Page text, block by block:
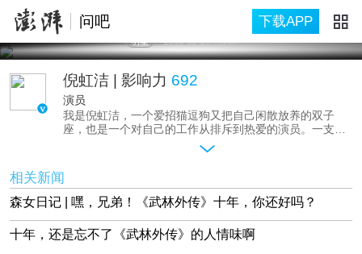
问吧 下载APP
明星 2016-01-14 江苏
倪虹洁 | 影响力 692
演员
我是倪虹洁，一个爱招猫逗狗又把自己闲散放养的双子
座，也是一个对自己的工作从排斥到热爱的演员。一支广
告把我推入众人视线，误打误撞被选进了演艺圈，十年前
随着《武林外传》的热播，更多人知道了“倪虹洁”这个名
字，但那时的我却处于迷茫状态。在最开始的几年都是工
作推着我走，人家找我来拍戏我就拍，拍完就去休息去旅
行，没放太多心思在工作上。
2009年拍摄《蓝色骨头》的过程中，我突然开窍了，自己
的工作是那么精彩，竟然在几个月的时间里可以完全体验
另外一个人的人生起伏悲欢离合，从那时开始，我享受到
相关新闻
森女日记 | 嘿，兄弟！《武林外传》十年，你还好吗？
十年，还是忘不了《武林外传》的人情味啊